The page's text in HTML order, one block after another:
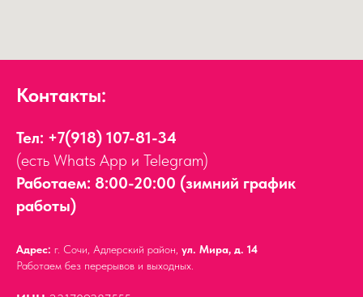
Контакты:
Тел: +7(918) 107-81-34
(есть Whats App и Telegram)
Работаем: 8:00-20:00 (зимний график
работы)
Адрес: г. Сочи, Адлерский район, ул. Мира, д. 14
Работаем без перерывов и выходных.